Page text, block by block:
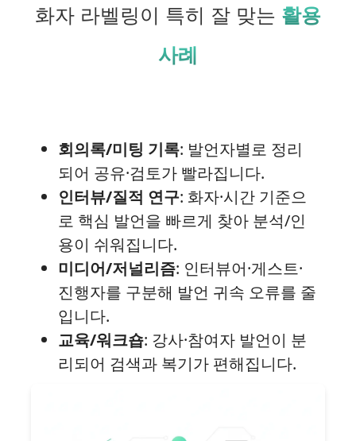
화자 라벨링이 특히 잘 맞는 활용
사례
회의록/미팅 기록: 발언자별로 정리
되어 공유·검토가 빨라집니다.
인터뷰/질적 연구: 화자·시간 기준으
로 핵심 발언을 빠르게 찾아 분석/인
용이 쉬워집니다.
미디어/저널리즘: 인터뷰어·게스트·
진행자를 구분해 발언 귀속 오류를 줄
입니다.
교육/워크숍: 강사·참여자 발언이 분
리되어 검색과 복기가 편해집니다.